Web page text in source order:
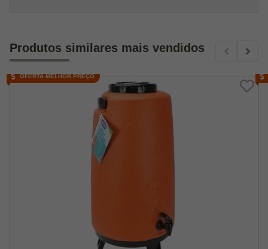
Produtos similares mais vendidos
OFERTA MELHOR PREÇO